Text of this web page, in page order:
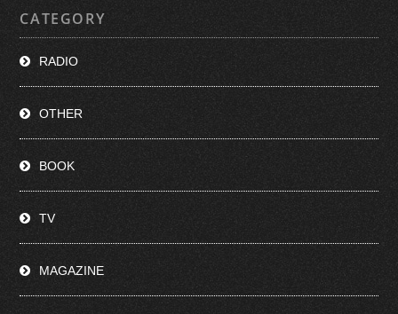
CATEGORY
RADIO
OTHER
BOOK
TV
MAGAZINE